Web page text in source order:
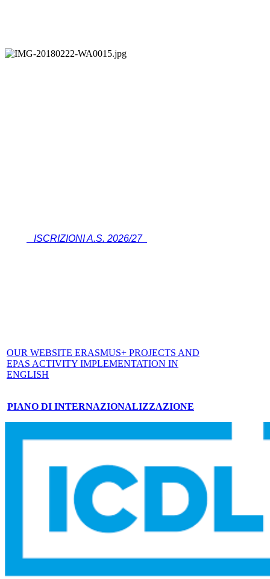
ISCRIZIONI A.S. 2026/27
OUR WEBSITE ERASMUS+ PROJECTS AND
EPAS ACTIVITY IMPLEMENTATION IN
ENGLISH
PIANO DI INTERNAZIONALIZZAZIONE